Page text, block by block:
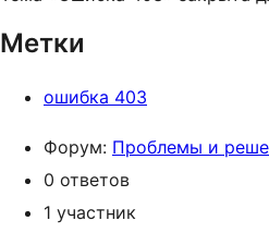
Метки
ошибка 403
Форум: Проблемы и
0 ответов
1 участник